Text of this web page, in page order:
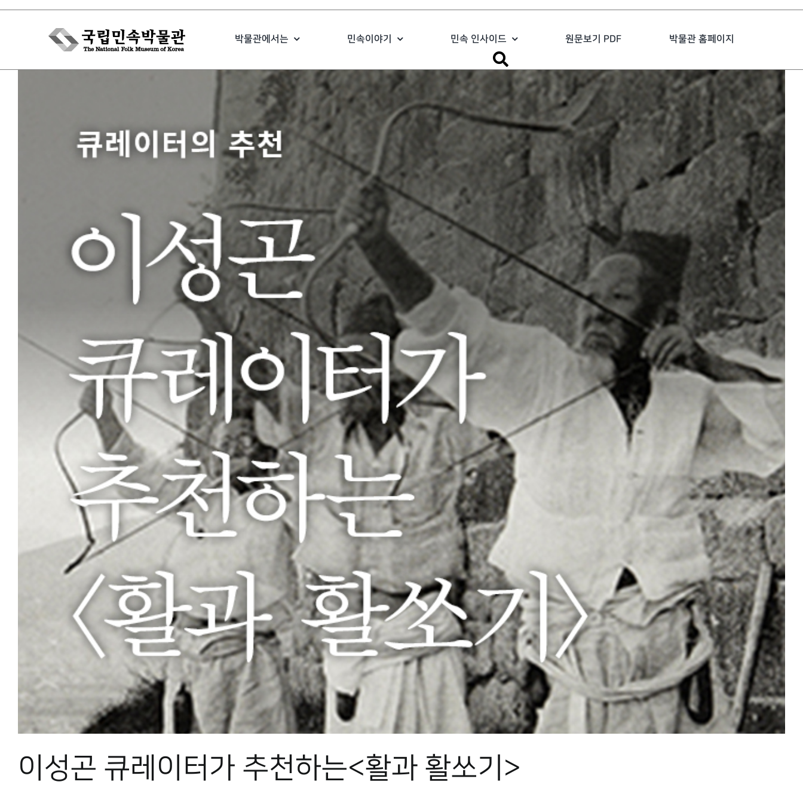
Skip
박물관에서는 민속이야기 민속 인사이드 원문보기 PDF 박물관 홈페이지
이성곤 큐레이터가 추천하는<활과 활쏘기>